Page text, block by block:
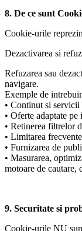
8. De ce sunt
Cookie-urile
Dezactivarea si
Refuzarea sau
navigare.
Exemple de
• Continut si
• Oferte adaptate
• Retinerea filtrelor
• Limitarea
• Furnizarea de
• Masurarea,
motoare de
9. Securitate si
Cookie-urile NU